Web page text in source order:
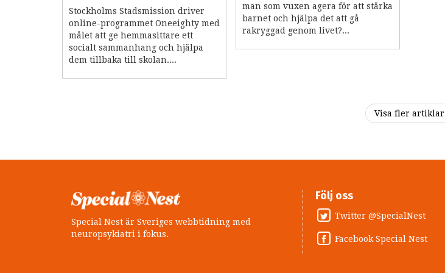
man som vuxen agera för att stärka
barnet och hjälpa det att gå
rakryggad genom livet?...
Stockholms Stadsmission driver
online-programmet Oneeighty med
målet att ge hemmasittare ett
socialt sammanhang och hjälpa
dem tillbaka till skolan....
Visa fler artiklar
Special Nest är Sveriges webbtidning med
neuropsykiatri i fokus.
Följ oss
Twitter @SpecialNest
Facebook Special Nest